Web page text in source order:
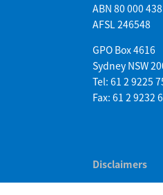
ABN 80 000
AFSL 246548
GPO Box 4616
Sydney NSW
Tel: 61 2 9225
Fax: 61 2 9232
Disclaimers